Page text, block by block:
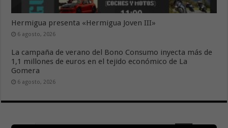
Hermigua presenta «Hermigua Joven III»
6 agosto, 2026
La campaña de verano del Bono Consumo inyecta más de
1,1 millones de euros en el tejido económico de La
Gomera
6 agosto, 2026